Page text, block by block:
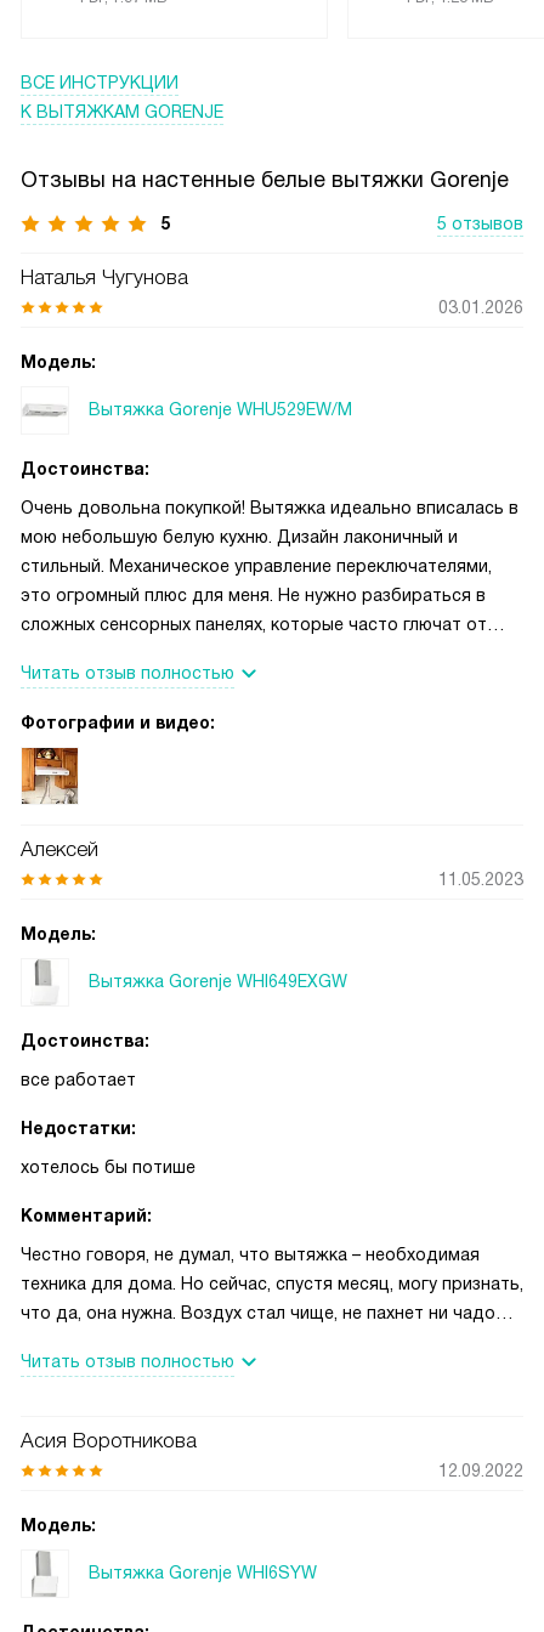
ВСЕ ИНСТРУКЦИИ
К ВЫТЯЖКАМ GORENJE
Отзывы на настенные белые вытяжки Gorenje
5 5 отзывов
Наталья Чугунова
03.01.2026
Модель:
Вытяжка Gorenje WHU529EW/M
Достоинства:
Очень довольна покупкой! Вытяжка идеально вписалась в
мою небольшую белую кухню. Дизайн лаконичный и
стильный. Механическое управление переключателями,
это огромный плюс для меня. Не нужно разбираться в
сложных сенсорных панелях, которые часто глючат от
кнопку, и вытяжка работает. Три скорости вполне хватает
для повседневной готовки, от легкого подогрева до
Читать отзыв полностью
Фотографии и видео:
Алексей
11.05.2023
Модель:
Вытяжка Gorenje WHI649EXGW
Достоинства:
все работает
Недостатки:
хотелось бы потише
Комментарий:
Честно говоря, не думал, что вытяжка – необходимая
техника для дома. Но сейчас, спустя месяц, могу признать,
что да, она нужна. Воздух стал чище, не пахнет ни чадом,
оттуда в воздуховод и на улицу. Все капли жира оседают
поставить обратно. Скоро купим угольный фильтр, воздух
зависимости от того, что готовится на плите. У нас газ,
просто кипятишь воду. Чтобы продукты горения с кухни
Читать отзыв полностью
Асия Воротникова
12.09.2022
Модель:
Вытяжка Gorenje WHI6SYW